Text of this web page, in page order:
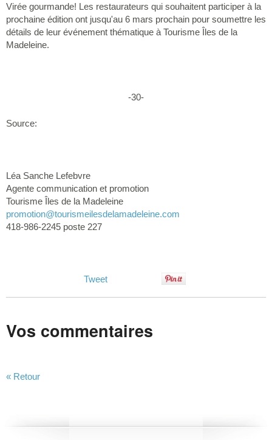
Virée gourmande! Les restaurateurs qui souhaitent participer à la
prochaine édition ont jusqu'au 6 mars prochain pour soumettre les
détails de leur événement thématique à Tourisme Îles de la
Madeleine.
-30-
Source:
Léa Sanche Lefebvre
Agente communication et promotion
Tourisme Îles de la Madeleine
promotion@tourismeilesdelamadeleine.com
418-986-2245 poste 227
Tweet
Vos commentaires
« Retour